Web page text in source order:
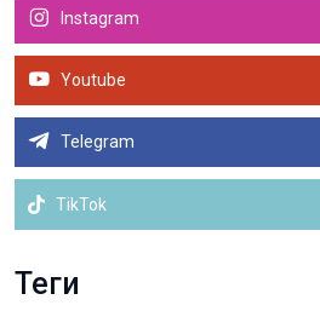
Instagram
Youtube
Telegram
TikTok
Теги